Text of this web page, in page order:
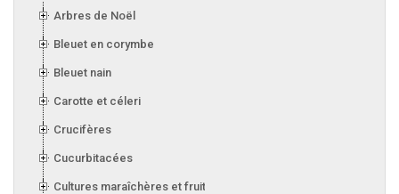
Arbres de Noël
Bleuet en corymbe
Bleuet nain
Carotte et céleri
Crucifères
Cucurbitacées
Cultures maraîchères et fruitières en serre